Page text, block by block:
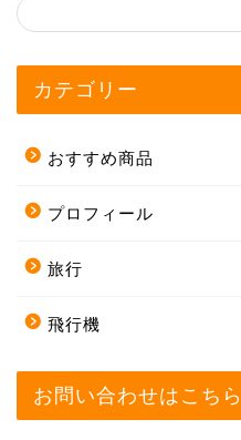
カテゴリー
おすすめ商品
プロフィール
旅行
飛行機
お問い合わせはこちら